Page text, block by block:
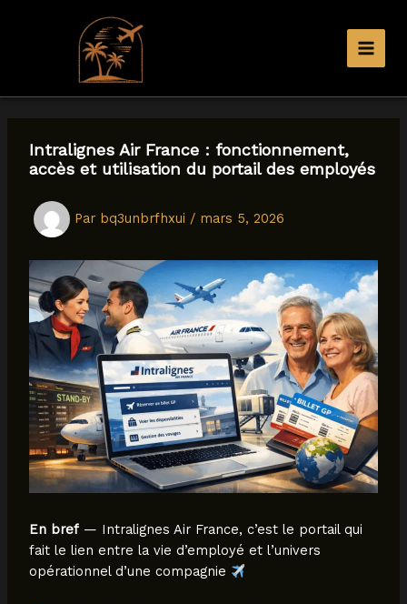
Aller
contenuIntralignes Air France : fonctionnement,
accès et utilisation du portail des employés
Par bq3unbrfhxui / mars 5, 2026
En bref— Intralignes Air France, c’est le portail qui
fait le lien entre la vie d’employé et l’univers
opérationnel d’une compagnie